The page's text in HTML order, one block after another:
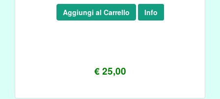
€ 25,00
Aggiungi al Carrello Info